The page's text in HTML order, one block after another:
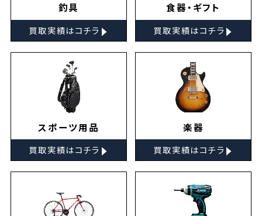
釣具
買取実績はコチラ ▸
食器・ギフト
買取実績はコチラ ▸
スポーツ用品
買取実績はコチラ ▸
楽器
買取実績はコチラ ▸